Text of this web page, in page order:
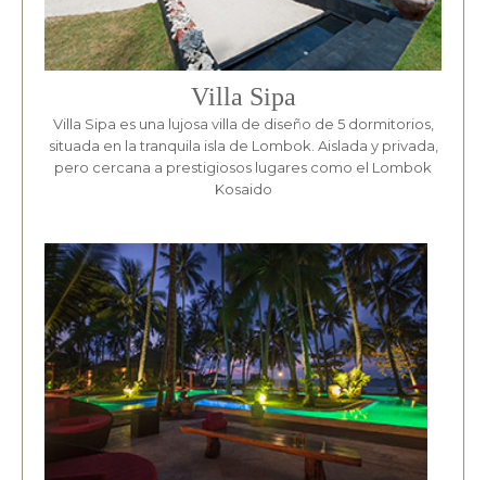
Villa Sipa
Villa Sipa es una lujosa villa de diseño de 5 dormitorios,
situada en la tranquila isla de Lombok. Aislada y privada,
pero cercana a prestigiosos lugares como el Lombok
Kosaido